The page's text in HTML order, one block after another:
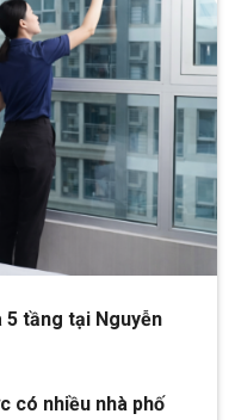
5 tầng tại Nguyễn
có nhiều nhà phố